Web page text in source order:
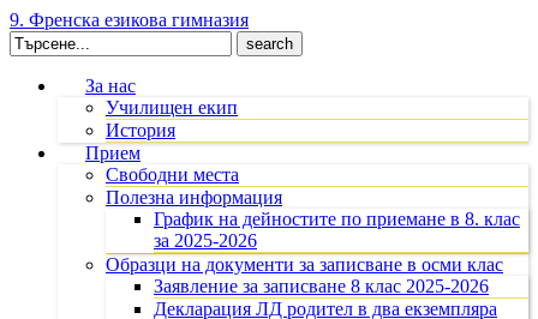
9. Френска езикова гимназия
Search
for:
За нас
Училищен екип
История
Прием
Свободни места
Полезна информация
График на дейностите по приемане в 8. клас
за 2025-2026
Образци на документи за записване в осми клас
Заявление за записване 8 клас 2025-2026
Декларация ЛД родител в два екземпляра